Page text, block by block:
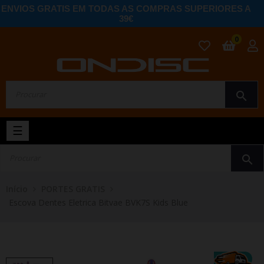
ENVIOS GRATIS EM TODAS AS COMPRAS SUPERIORES A
39€
search
0
Toggle
navigation
☰
search
NOVO